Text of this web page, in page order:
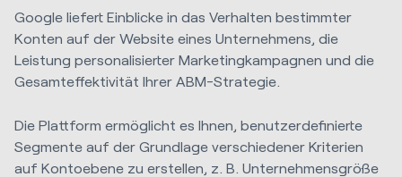
Google liefert Einblicke in das Verhalten bestimmter
Konten auf der Website eines Unternehmens, die
Leistung personalisierter Marketingkampagnen und die
Gesamteffektivität Ihrer ABM-Strategie.
Die Plattform ermöglicht es Ihnen, benutzerdefinierte
Segmente auf der Grundlage verschiedener Kriterien
auf Kontoebene zu erstellen, z. B. Unternehmensgröße